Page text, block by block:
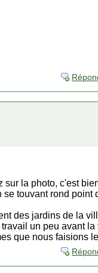
la photo, c'est
touvant rond
des jardins de la
un peu avant
que nous faisions